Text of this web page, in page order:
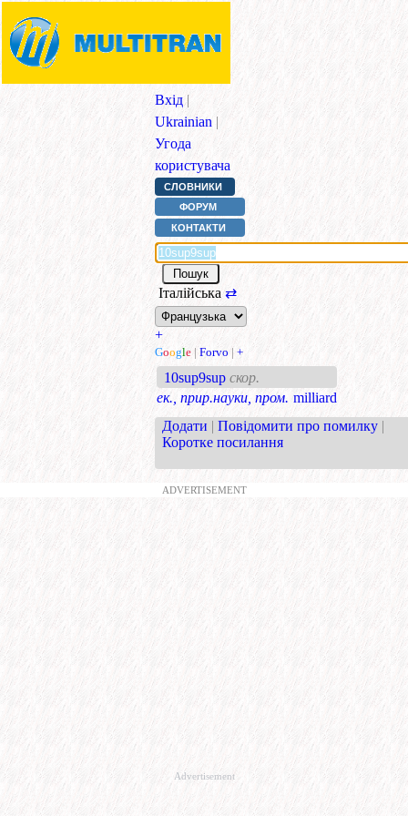
Вхід |
Ukrainian |
Угода
користувача
СЛОВНИКИ
ФОРУМ
КОНТАКТИ
Італійська ⇄
+
Google | Forvo | +
10sup9sup скор.
ек., прир.науки, пром. milliard
Додати | Повідомити про помилку |
Коротке посилання
ADVERTISEMENT
Advertisement